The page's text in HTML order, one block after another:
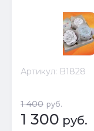
Артикул: B1828
1 400 руб.
1 300 руб.